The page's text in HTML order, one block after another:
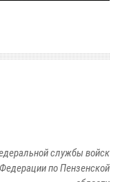
службы войск
по Пензенской